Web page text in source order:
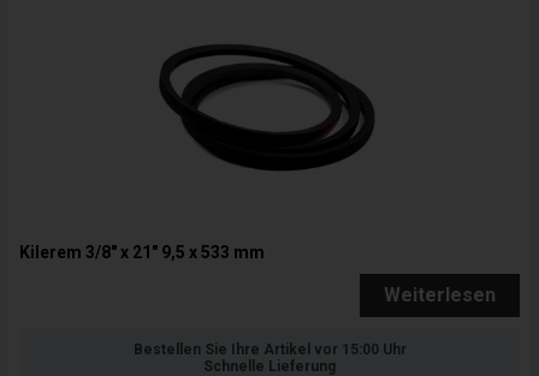
Kilerem 3/8" x 21" 9,5 x 533 mm
Weiterlesen
Bestellen Sie Ihre Artikel vor 15:00 Uhr
Schnelle Lieferung